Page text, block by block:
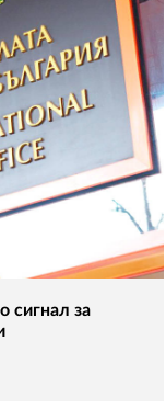
сигнал за